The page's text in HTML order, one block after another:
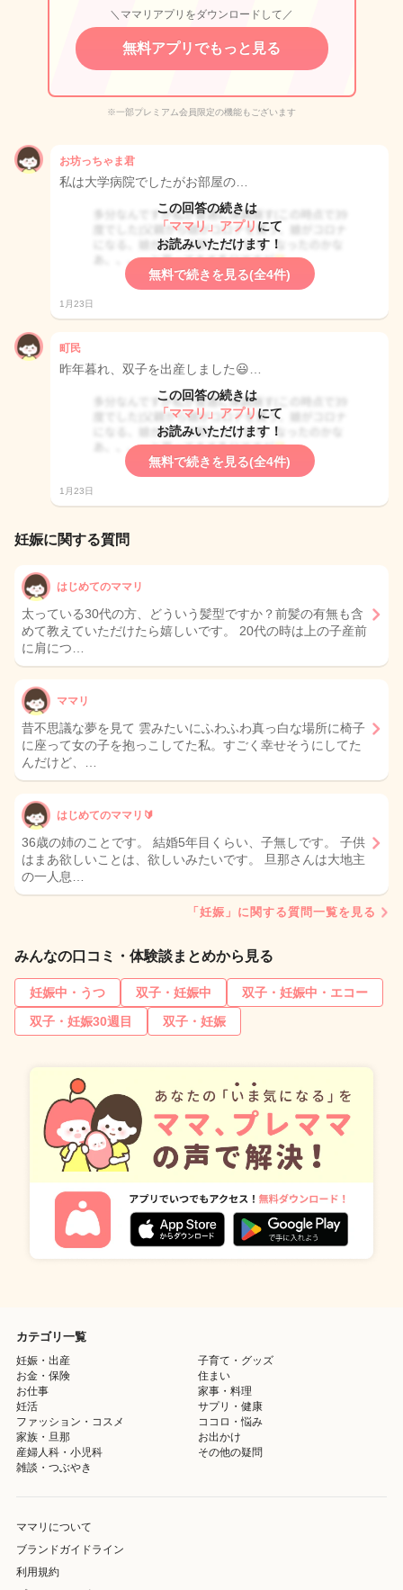
＼ママリアプリをダウンロードして／
無料アプリでもっと見る
※一部プレミアム会員限定の機能もございます
お坊っちゃま君
私は大学病院でしたがお部屋の…
この回答の続きは
「ママリ」アプリ にて
お読みいただけます！
無料で続きを見る(全4件)
1月23日
町民
昨年暮れ、双子を出産しました😃…
この回答の続きは
「ママリ」アプリ にて
お読みいただけます！
無料で続きを見る(全4件)
1月23日
妊娠に関する質問
はじめてのママリ
太っている30代の方、どういう髪型ですか？前髪の有無も含
めて教えていただけたら嬉しいです。 20代の時は上の子産前
に肩につ…
ママリ
昔不思議な夢を見て 雲みたいにふわふわ真っ白な場所に椅子
に座って女の子を抱っこしてた私。すごく幸せそうにしてた
んだけど、…
はじめてのママリ🔰
36歳の姉のことです。 結婚5年目くらい、子無しです。 子供
はまあ欲しいことは、欲しいみたいです。 旦那さんは大地主
の一人息…
「妊娠」に関する質問一覧を見る
みんなの口コミ・体験談まとめから見る
妊娠中・うつ 双子・妊娠中
双子・妊娠中・エコー
双子・妊娠30週目
双子・妊娠
カテゴリ一覧
妊娠・出産
子育て・グッズ
お金・保険
住まい
お仕事
家事・料理
妊活
サプリ・健康
ファッション・コスメ
ココロ・悩み
家族・旦那
お出かけ
産婦人科・小児科
その他の疑問
雑談・つぶやき
ママリについて
ブランドガイドライン
利用規約